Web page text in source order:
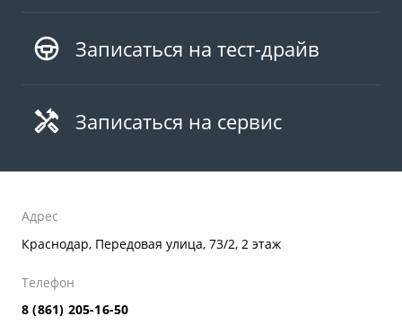
Записаться на тест-драйв
Записаться на сервис
Адрес
Краснодар, Передовая улица, 73/2, 2 этаж
Телефон
8 (861) 205-16-50